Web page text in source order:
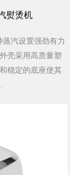
熨烫机
壳采用高质量塑
稳定的底座使其